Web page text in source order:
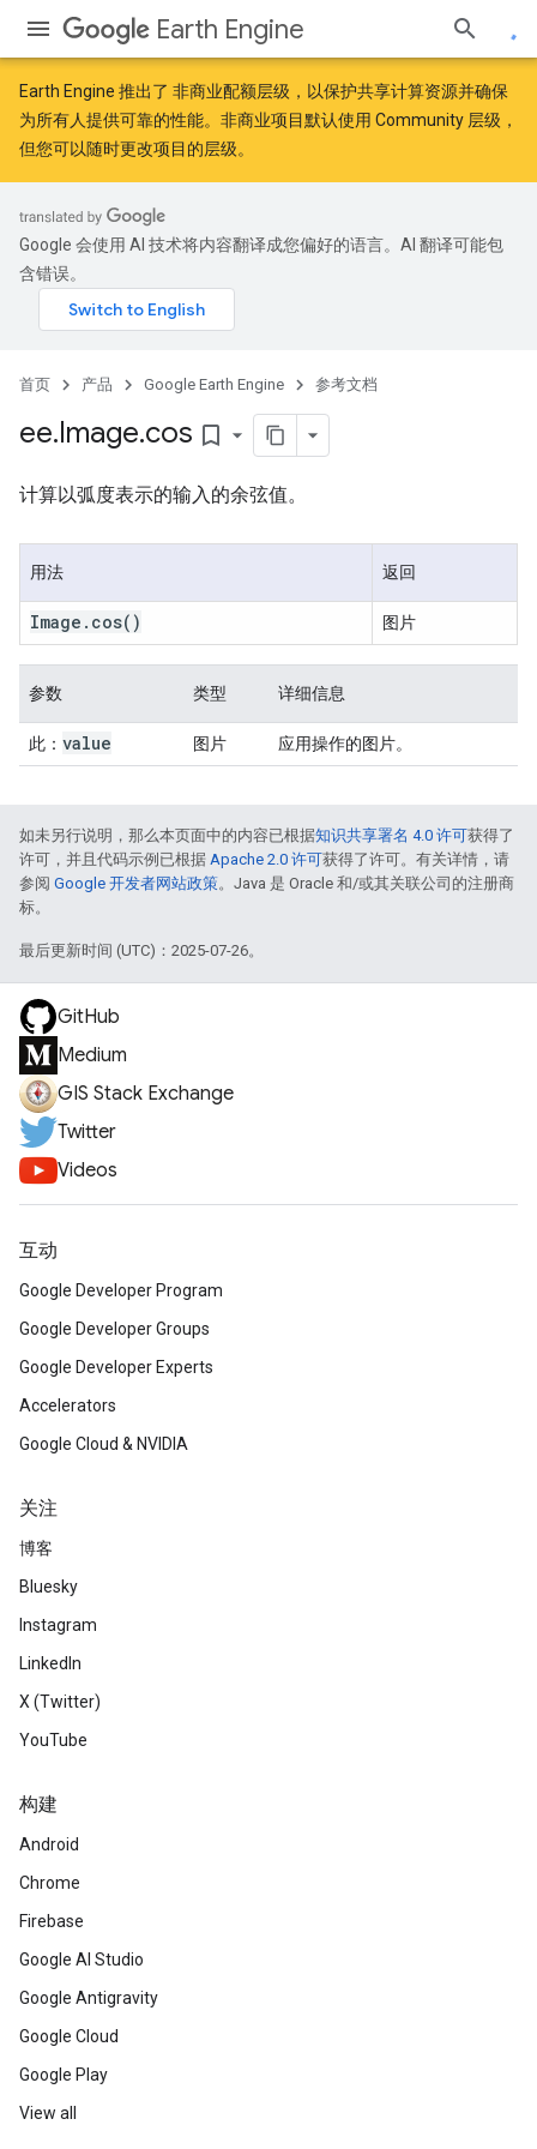
Earth Engine
Earth Engine 推出了 非商业配额层级 ，以保护共享计算资源并确保
为所有人提供可靠的性能。非商业项目默认使用 Community 层级，
但您可以随时更改项目的层级。
Google 会使用 AI 技术将内容翻译成您偏好的语言。AI 翻译可能包
含错误。
首页 产品 Google Earth Engine 参考文档
ee.Image.cos bookmark_border
计算以弧度表示的输入的余弦值。
用法 返回
Image . cos() 图片
参数 类型 详细信息
此： value 图片 应用操作的图片。
如未另行说明，那么本页面中的内容已根据知识共享署名 4.0 许可获得了
许可，并且代码示例已根据 Apache 2.0 许可获得了许可。有关详情，请
参阅 Google 开发者网站政策。Java 是 Oracle 和/或其关联公司的注册商
标。
最后更新时间 (UTC)：2025-07-26。
GitHub
Medium
GIS Stack Exchange
Twitter
Videos
互动
Google Developer Program
Google Developer Groups
Google Developer Experts
Accelerators
Google Cloud & NVIDIA
关注
博客
Bluesky
Instagram
LinkedIn
X (Twitter)
YouTube
构建
Android
Chrome
Firebase
Google AI Studio
Google Antigravity
Google Cloud
Google Play
View all